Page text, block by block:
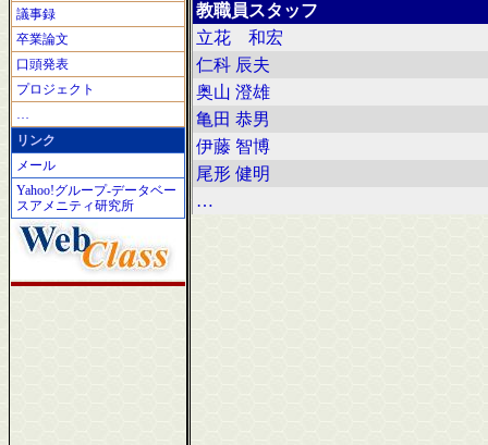
議事録
卒業論文
口頭発表
プロジェクト
…
リンク
メール
Yahoo!グループ-データベー
スアメニティ研究所
教職員スタッフ
立花 和宏
仁科 辰夫
奥山 澄雄
亀田 恭男
伊藤 智博
尾形 健明
…